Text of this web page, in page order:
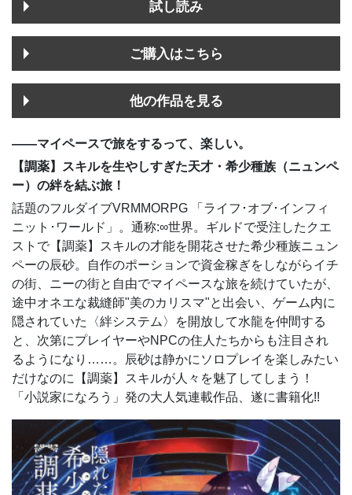
試し読み
ご購入はこちら
他の作品を見る
――マイペースで旅をするって、楽しい。
【調薬】スキルを生やしすぎた天才・希少種族（ニュンペ
ー）の絆を結ぶ旅！
話題のフルダイブVRMMORPG 「ライフ･オブ･インフィ
ニット･ワールド」。通称:∞世界。ギルドで受注したクエ
ストで【調薬】スキルの才能を開花させた希少種族ニュン
ペーの辰砂。自作のポーションで資金稼ぎをしながらイチ
の街、ニーの街と自由でマイペースな旅を続けていたが、
途中オネエな裁縫師"美のカリスマ"と出会い、ゲーム内に
隠されていた〈絆システム〉を開放して水龍を仲間する
と、次第にプレイヤーやNPCの住人たちからも注目され
るようになり……。辰砂は静かにソロプレイを楽しみたい
だけなのに【調薬】スキルが人々を魅了してしまう！
「小説家になろう」発の大人気連載作品、遂に書籍化!!